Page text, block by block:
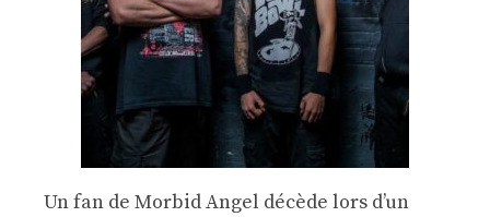
Un fan de Morbid Angel décède lors d’un